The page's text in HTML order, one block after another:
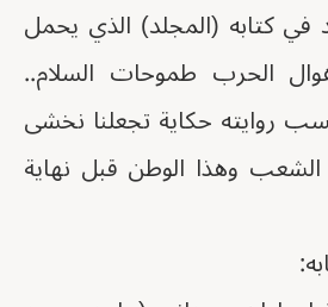
في كتابه (المجلد) الذي يحمل
الحرب طموحات السلام..
روايته حكاية تجعلنا نخشى
وهذا الوطن قبل نهاية